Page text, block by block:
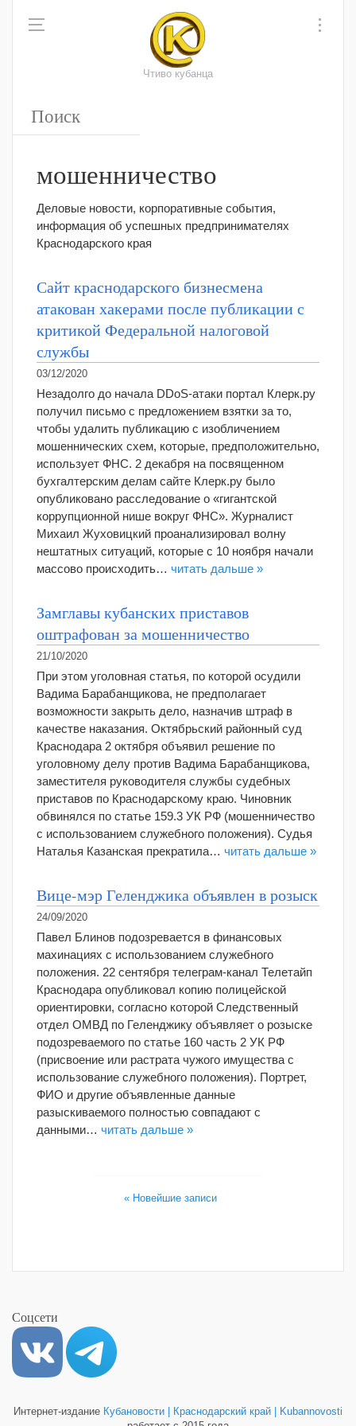
Чтиво кубанца
мошенничество
Деловые новости, корпоративные события,
информация об успешных предпринимателях
Краснодарского края
Сайт краснодарского бизнесмена
атакован хакерами после публикации с
критикой Федеральной налоговой
службы
03/12/2020
Незадолго до начала DDoS-атаки портал Клерк.ру
получил письмо с предложением взятки за то,
чтобы удалить публикацию с изобличением
мошеннических схем, которые, предположительно,
использует ФНС. 2 декабря на посвященном
бухгалтерским делам сайте Клерк.ру было
опубликовано расследование о «гигантской
коррупционной нише вокруг ФНС». Журналист
Михаил Жуховицкий проанализировал волну
нештатных ситуаций, которые с 10 ноября начали
массово происходить… читать дальше »
Замглавы кубанских приставов
оштрафован за мошенничество
21/10/2020
При этом уголовная статья, по которой осудили
Вадима Барабанщикова, не предполагает
возможности закрыть дело, назначив штраф в
качестве наказания. Октябрьский районный суд
Краснодара 2 октября объявил решение по
уголовному делу против Вадима Барабанщикова,
заместителя руководителя службы судебных
приставов по Краснодарскому краю. Чиновник
обвинялся по статье 159.3 УК РФ (мошенничество
с использованием служебного положения). Судья
Наталья Казанская прекратила… читать дальше »
Вице-мэр Геленджика объявлен в розыск
24/09/2020
Павел Блинов подозревается в финансовых
махинациях с использованием служебного
положения. 22 сентября телеграм-канал Телетайп
Краснодара опубликовал копию полицейской
ориентировки, согласно которой Следственный
отдел ОМВД по Геленджику объявляет о розыске
подозреваемого по статье 160 часть 2 УК РФ
(присвоение или растрата чужого имущества с
использование служебного положения). Портрет,
ФИО и другие объявленные данные
разыскиваемого полностью совпадают с
данными… читать дальше »
« Новейшие записи
Соцсети
Интернет-издание Кубановости | Краснодарский край | Kubannovosti